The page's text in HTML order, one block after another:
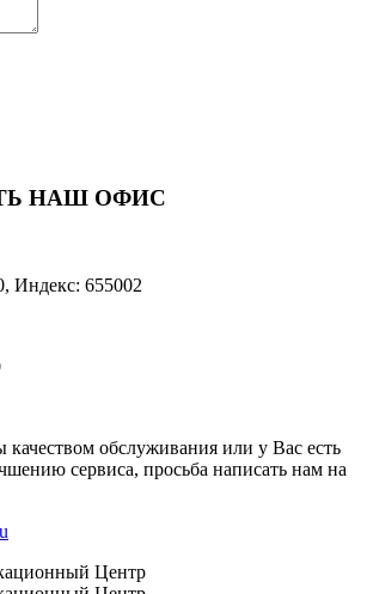
НАШ ОФИС
Индекс: 655002
обслуживания или у Вас есть
сервиса, просьба написать нам на